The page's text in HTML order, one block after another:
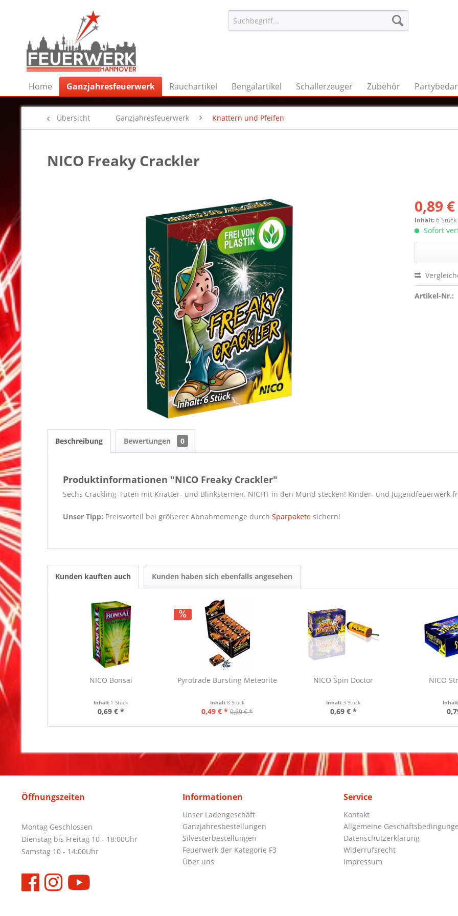
Home Ganzjahresfeuerwerk Rauchartikel Bengalartikel Schallerzeuger Zubehör
Übersicht Ganzjahresfeuerwerk Knattern und Pfeifen
NICO Freaky Crackler
0,89
Inhalt:6 Stück
Sofort
Artikel-Nr.:
Beschreibung Bewertungen 0
Produktinformationen "NICO Freaky Crackler"
Sechs Crackling-Tüten mit Knatter- und Blinksternen. NICHT in den Mund stecken! Kinder- und Jugendfeuerwerk
Unser Tipp: Preisvorteil bei größerer Abnahmemenge durch Sparpakete sichern!
Kunden kauften auch Kunden haben sich ebenfalls angesehen
NICO Bonsai
Inhalt 1 Stück
0,69 € *
Pyrotrade Bursting Meteorite
Inhalt 8 Stück
0,49 € * 0,69 € *
NICO Spin Doctor
Inhalt3 Stück
0,69 € *
NICO
Öffnungszeiten
Montag Geschlossen
Dienstag bis Freitag 10 - 18:00Uhr
Samstag 10 - 14:00Uhr
Informationen
Unser Ladengeschäft
Ganzjahresbestellungen
Silvesterbestellungen
Feuerwerk der Kategorie F3
Über uns
Service
Kontakt
Allgemeine
Datenschutzerklärung
Widerrufsrecht
Impressum